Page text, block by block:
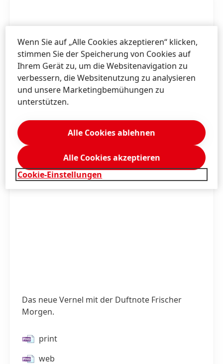
Das neue Vernel mit der Duftnote Frischer
Morgen.
print
web
Wenn Sie auf „Alle Cookies akzeptieren“ klicken,
stimmen Sie der Speicherung von Cookies auf
Ihrem Gerät zu, um die Websitenavigation zu
verbessern, die Websitenutzung zu analysieren
und unsere Marketingbemühungen zu
unterstützen.
Cookie-Einstellungen
Alle Cookies ablehnen
Alle Cookies akzeptieren